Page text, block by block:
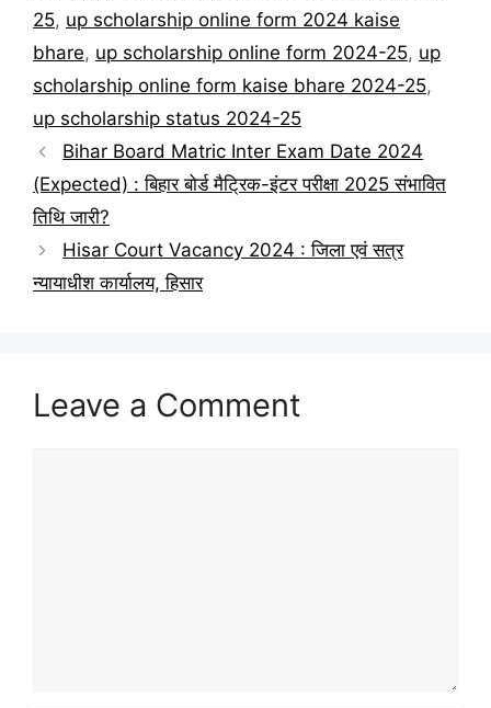
25, up scholarship online form 2024 kaise
bhare, up scholarship online form 2024-25, up
scholarship online form kaise bhare 2024-25,
up scholarship status 2024-25
Bihar Board Matric Inter Exam Date 2024
(Expected) : बिहार बोर्ड मैट्रिक-इंटर परीक्षा 2025 संभावित
तिथि जारी?
Hisar Court Vacancy 2024 : जिला एवं सत्र
न्यायाधीश कार्यालय, हिसार
Leave a Comment